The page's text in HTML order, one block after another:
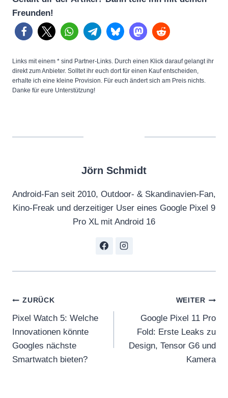
Freunden!
Links mit einem * sind Partner-Links. Durch einen Klick darauf gelangt ihr
direkt zum Anbieter. Solltet ihr euch dort für einen Kauf entscheiden,
erhalte ich eine kleine Provision. Für euch ändert sich am Preis nichts.
Danke für eure Unterstützung!
Jörn Schmidt
Android-Fan seit 2010, Outdoor- & Skandinavien-Fan,
Kino-Freak und derzeitiger User eines Google Pixel 9
Pro XL mit Android 16
Beitragsnavigation
ZURÜCK
Pixel Watch 5: Welche
Innovationen könnte
Googles nächste
Smartwatch bieten?
WEITER
Google Pixel 11 Pro
Fold: Erste Leaks zu
Design, Tensor G6 und
Kamera